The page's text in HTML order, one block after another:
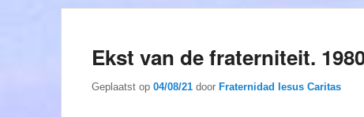
Ekst van de fraterniteit.
Geplaatst op 04/08/21 door Fraternidad Iesus Caritas